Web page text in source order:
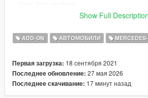
- template and dirtmap
1. navigate to "mods/update/x64/dlcpacks/"
create a new folder called "msls" and
inside that folder
Show Full Description
ADD-ON АВТОМОБИЛИ
Первая загрузка: 18 сентября 2021
Последнее обновление: 27 мая 2026
Последнее скачивание: 17 минут назад